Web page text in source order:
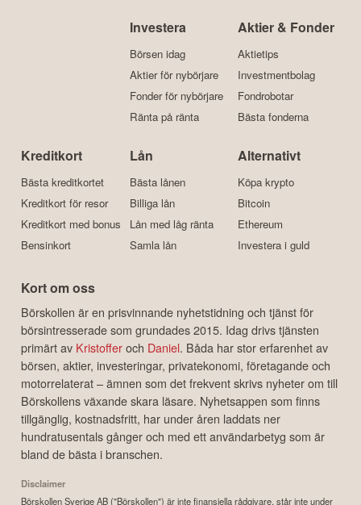
Investera
Börsen idag
Aktier för nybörjare
Fonder för nybörjare
Ränta på ränta
Aktier & Fonder
Aktietips
Investmentbolag
Fondrobotar
Bästa fonderna
Kreditkort
Bästa kreditkortet
Kreditkort för resor
Kreditkort med bonus
Bensinkort
Lån
Bästa lånen
Billiga lån
Lån med låg ränta
Samla lån
Alternativt
Köpa krypto
Bitcoin
Ethereum
Investera i guld
Kort om oss
Börskollen är en prisvinnande nyhetstidning och tjänst för
börsintresserade som grundades 2015. Idag drivs tjänsten
primärt av Kristofferoch Daniel. Båda har stor erfarenhet av
börsen, aktier, investeringar, privatekonomi, företagande och
motorrelaterat – ämnen som det frekvent skrivs nyheter om till
Börskollens växande skara läsare. Nyhetsappen som finns
tillgänglig, kostnadsfritt, har under åren laddats ner
hundratusentals gånger och med ett användarbetyg som är
bland de bästa i branschen.
Disclaimer
Börskollen Sverige AB ("Börskollen") är inte finansiella rådgivare, står inte under